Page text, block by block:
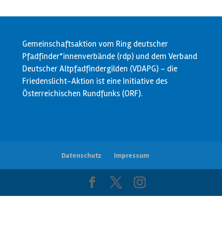
Gemeinschaftsaktion vom Ring deutscher
Pfadfinder*innenverbände (rdp) und dem Verband
Deutscher Altpfadfindergilden (VDAPG) - die
Friedenslicht-Aktion ist eine Initiative des
Österreichischen Rundfunks (ORF).
Datenschutz Impressum